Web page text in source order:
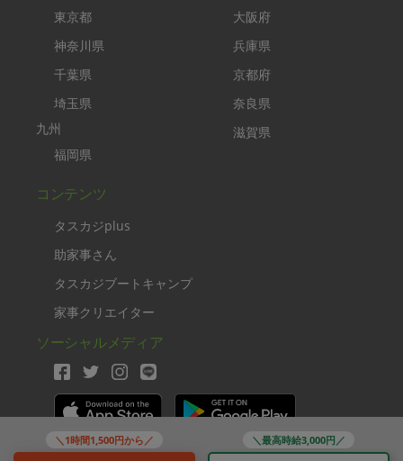
＼1時間1,500円から／ ＼最高時給3,000円／
東京都
神奈川県
千葉県
埼玉県
九州
福岡県
大阪府
兵庫県
京都府
奈良県
滋賀県
コンテンツ
タスカジplus
助家事さん
タスカジブートキャンプ
家事クリエイター
ソーシャルメディア